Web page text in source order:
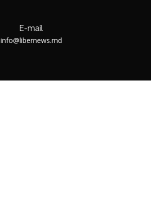
E-mail
info@libernews.md